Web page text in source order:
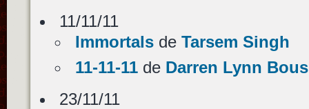
11/11/11
Immortalsde Tarsem Singh
11-11-11de Darren Lynn
23/11/11